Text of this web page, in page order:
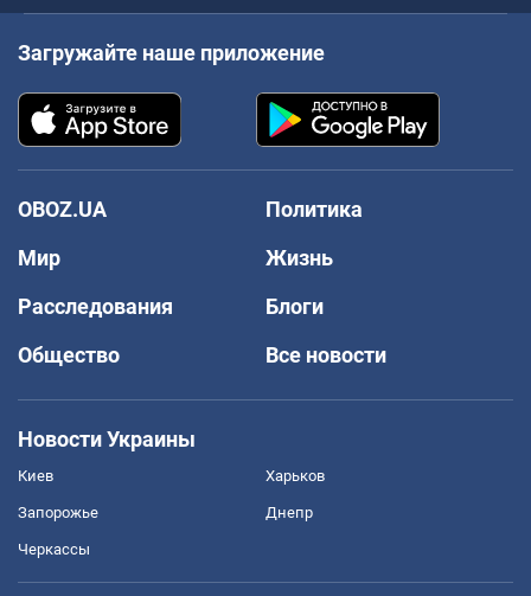
Загружайте наше приложение
OBOZ.UA
Политика
Мир
Жизнь
Расследования
Блоги
Общество
Все новости
Новости Украины
Киев Харьков
Запорожье Днепр
Черкассы